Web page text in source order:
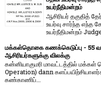
உயர்நீதிமன்றம்
ஆசிரியர் தகுதித்
உயர்வு சார்ந்த எந்த
உயர்நீதிமன்றம்
மக்கள்தொகை கணக்கெடுப்பு - 55
ஆசிரியர்களுக்கு விலக்கு
கன்னியாகுமரி மாவட்டத்தில்
Operation) dann
கண்காணிப்...